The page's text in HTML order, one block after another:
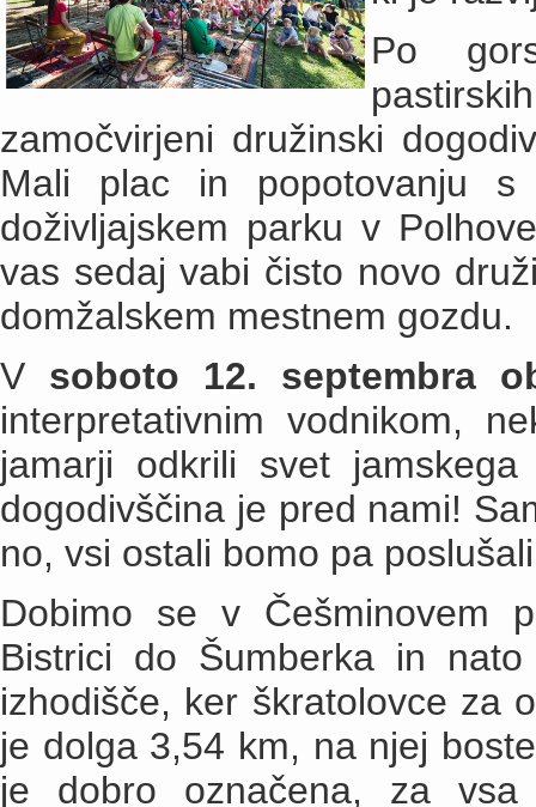
Po
zamočvirjeni družinski
Mali plac in popotovanju s
doživljajskem parku v
vas sedaj vabi čisto novo
domžalskem mestnem gozdu.
V soboto 12. septembra
interpretativnim vodnikom,
jamarji odkrili svet
dogodivščina je pred nami!
no, vsi ostali bomo pa
Dobimo se v Češminovem
Bistrici do Šumberka in
izhodišče, ker škratolovce za
je dolga 3,54 km, na njej
je dobro označena, za